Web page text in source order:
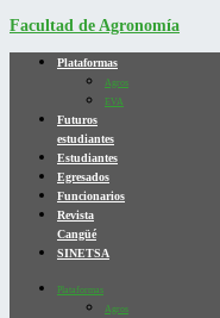
Facultad de Agronomía
Plataformas
Agros
EVA
Futuros
estudiantes
Estudiantes
Egresados
Funcionarios
Revista
Cangüé
SINETSA
Plataformas
Agros